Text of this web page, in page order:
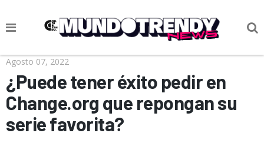
NOTICIAS
CULTURA POP
CIENCIA Y TECNOLOGÍA
VIDA
Agosto 07, 2022
¿Puede tener éxito pedir en
Change.org que repongan su
serie favorita?